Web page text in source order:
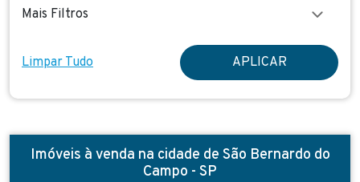
Mais Filtros
Limpar Tudo APLICAR
Imóveis à venda na cidade de São Bernardo do
Campo - SP